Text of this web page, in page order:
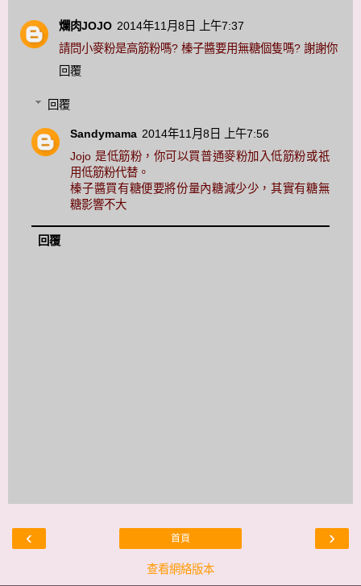
爛肉JOJO 2014年11月8日 上午7:37
請問小麥粉是高筋粉嗎? 榛子醬要用無糖個隻嗎? 謝謝你
回覆
回覆
Sandymama 2014年11月8日 上午7:56
Jojo 是低筋粉，你可以買普通麥粉加入低筋粉或祇
用低筋粉代替。
榛子醬買有糖便要將份量內糖減少少，其實有糖無
糖影響不大
回覆
‹ ›
首頁
查看網絡版本